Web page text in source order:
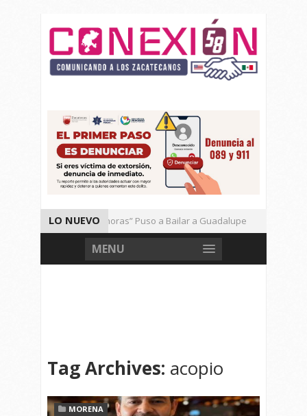
LO NUEVO
El Ritmo de las “Sonoras” Puso a Bailar a Guadalupe
Vencen los Mineros a Correcaminos 95-76
Gran Festival
MENU
Tag Archives: acopio
MORENA